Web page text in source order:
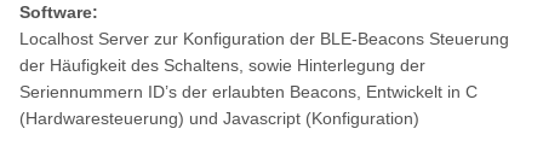
Software:
Localhost Server zur Konfiguration der BLE-Beacons Steuerung
der Häufigkeit des Schaltens, sowie Hinterlegung der
Seriennummern ID’s der erlaubten Beacons, Entwickelt in C
(Hardwaresteuerung) und Javascript (Konfiguration)